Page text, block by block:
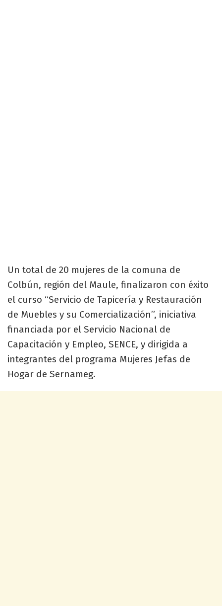
Un total de 20 mujeres de la comuna de
Colbún, región del Maule, finalizaron con éxito
el curso “Servicio de Tapicería y Restauración
de Muebles y su Comercialización”, iniciativa
financiada por el Servicio Nacional de
Capacitación y Empleo, SENCE, y dirigida a
integrantes del programa Mujeres Jefas de
Hogar de Sernameg.